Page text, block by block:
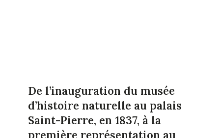
De l’inauguration du musée
d’histoire naturelle au palais
Saint-Pierre, en 1837, à la
première représentation au